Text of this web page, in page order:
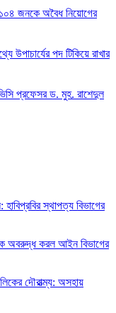
১০৪ জনকে অবৈধ নিয়োগের
উপাচার্যের পদ টিকিয়ে রাখার
প্রফেসর ড. মুহ. রাশেদুল
স্থাপত্য বিভাগের
অবরুদ্ধ করল আইন বিভাগের
দৌরাত্ম্য: অসহায়